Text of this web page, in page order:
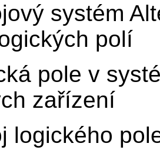
systém
polí
pole v
zařízení
logického